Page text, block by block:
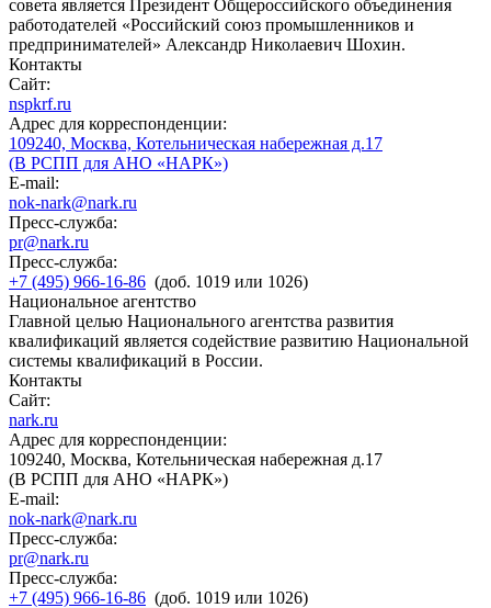
совета является Президент Общероссийского объединения
работодателей «Российский союз промышленников и
предпринимателей» Александр Николаевич Шохин.
Контакты
Сайт:
nspkrf.ru
Адрес для корреспонденции:
109240, Москва, Котельническая набережная д.17
(В РСПП для АНО «НАРК»)
E-mail:
nok-nark@nark.ru
Пресс-служба:
pr@nark.ru
Пресс-служба:
+7 (495) 966-16-86 (доб. 1019 или 1026)
Национальное агентство
Главной целью Национального агентства развития
квалификаций является содействие развитию Национальной
системы квалификаций в России.
Контакты
Сайт:
nark.ru
Адрес для корреспонденции:
109240, Москва, Котельническая набережная д.17
(В РСПП для АНО «НАРК»)
E-mail:
nok-nark@nark.ru
Пресс-служба:
pr@nark.ru
Пресс-служба:
+7 (495) 966-16-86 (доб. 1019 или 1026)